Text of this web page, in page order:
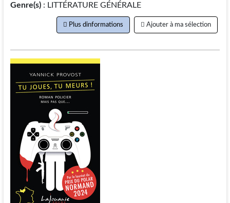
Genre(s): LITTÉRATURE GÉNÉRALE
Plus dinformations Ajouter à ma sélection